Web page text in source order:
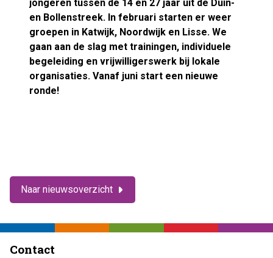
jongeren tussen de 14 en 27 jaar uit de Duin-
en Bollenstreek. In februari starten er weer
groepen in Katwijk, Noordwijk en Lisse. We
gaan aan de slag met trainingen, individuele
begeleiding en vrijwilligerswerk bij lokale
organisaties. Vanaf juni start een nieuwe
ronde!
Naar nieuwsoverzicht
Contact